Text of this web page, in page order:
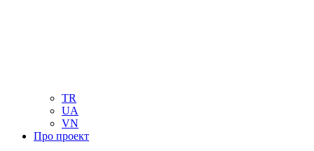
TR
UA
VN
Про проект